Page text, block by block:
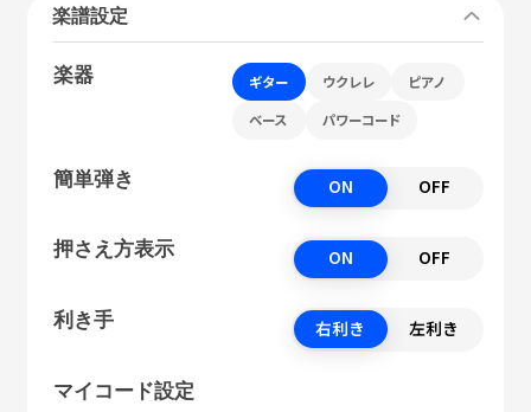
楽譜設定
楽器 ギター ウクレレ ピアノ
ベース パワーコード
簡単弾き ON OFF
押さえ方表示 ON OFF
利き手 右利き 左利き
マイコード設定